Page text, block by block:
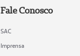
Fale Conosco
SAC
Imprensa